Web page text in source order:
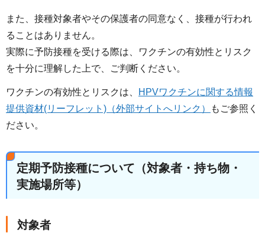
また、接種対象者やその保護者の同意なく、接種が行われ
ることはありません。
実際に予防接種を受ける際は、ワクチンの有効性とリスク
を十分に理解した上で、ご判断ください。
ワクチンの有効性とリスクは、
HPVワクチンに関する情報
提供資材(リーフレット)（外部サイトへリンク）
もご参照く
ださい。
定期予防接種について（対象者・持ち物・
実施場所等）
対象者